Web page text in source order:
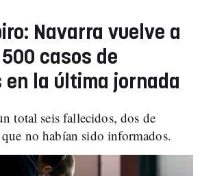
Navarra vuelve a
casos de
en la última jornada
total seis fallecidos, dos de
no habían sido informados.